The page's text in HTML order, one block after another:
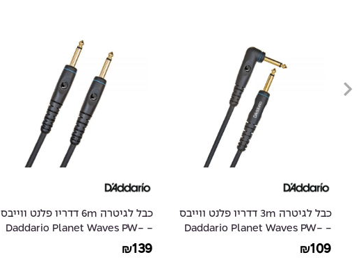
כבל לגיטרה 3m דדריו פלנט ווייבס
- Daddario Planet Waves PW-
GRA-10
₪109
כבל לגיטרה 6m דדריו פלנט ווייבס
- Daddario Planet Waves PW-
G-20
₪139